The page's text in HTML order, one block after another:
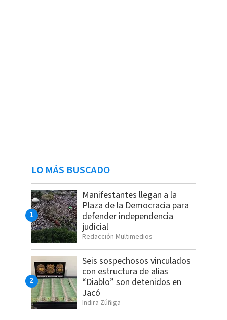
LO MÁS BUSCADO
Manifestantes llegan a la
Plaza de la Democracia para
defender independencia
judicial
Redacción Multimedios
Seis sospechosos vinculados
con estructura de alias
“Diablo” son detenidos en
Jacó
Indira Zúñiga